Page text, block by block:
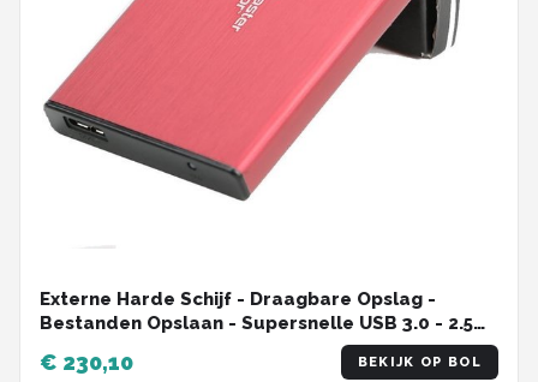
Externe Harde Schijf - Draagbare Opslag -
Bestanden Opslaan - Supersnelle USB 3.0 - 2.5
€ 230,10 BEKIJK OP BOL